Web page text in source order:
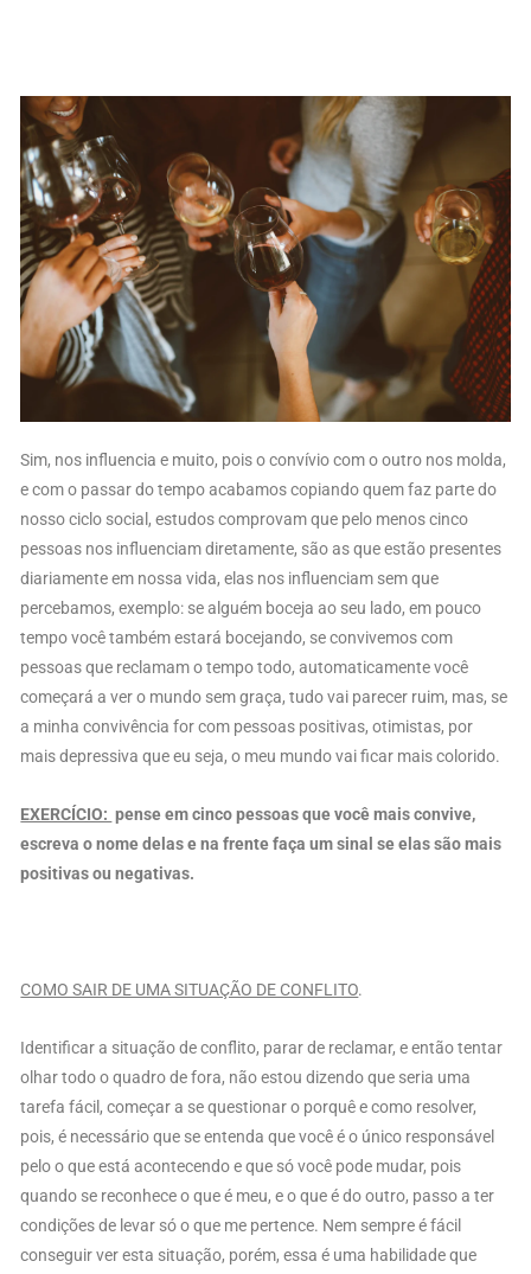
Sim, nos influencia e muito, pois o convívio com o outro nos molda,
e com o passar do tempo acabamos copiando quem faz parte do
nosso ciclo social, estudos comprovam que pelo menos cinco
pessoas nos influenciam diretamente, são as que estão presentes
diariamente em nossa vida, elas nos influenciam sem que
percebamos, exemplo: se alguém boceja ao seu lado, em pouco
tempo você também estará bocejando, se convivemos com
pessoas que reclamam o tempo todo, automaticamente você
começará a ver o mundo sem graça, tudo vai parecer ruim, mas, se
a minha convivência for com pessoas positivas, otimistas, por
mais depressiva que eu seja, o meu mundo vai ficar mais colorido.
EXERCÍCIO: pense em cinco pessoas que você mais convive,
escreva o nome delas e na frente faça um sinal se elas são mais
positivas ou negativas.
COMO SAIR DE UMA SITUAÇÃO DE CONFLITO.
Identificar a situação de conflito, parar de reclamar, e então tentar
olhar todo o quadro de fora, não estou dizendo que seria uma
tarefa fácil, começar a se questionar o porquê e como resolver,
pois, é necessário que se entenda que você é o único responsável
pelo o que está acontecendo e que só você pode mudar, pois
quando se reconhece o que é meu, e o que é do outro, passo a ter
condições de levar só o que me pertence. Nem sempre é fácil
conseguir ver esta situação, porém, essa é uma habilidade que